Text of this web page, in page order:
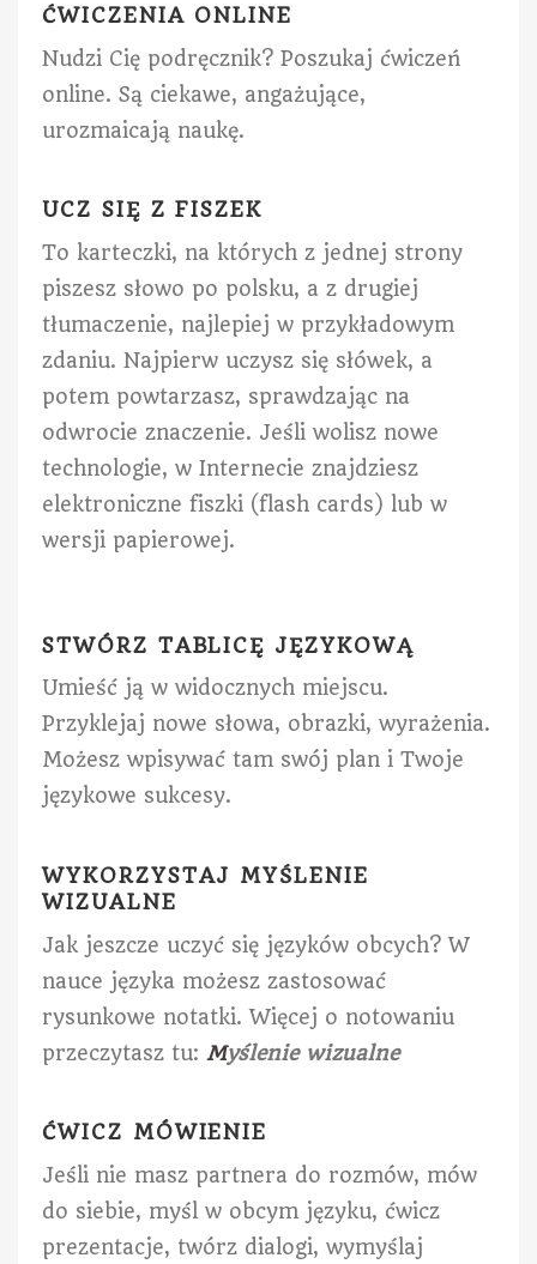
ĆWICZENIA ONLINE
Nudzi Cię podręcznik? Poszukaj ćwiczeń
online. Są ciekawe, angażujące,
urozmaicają naukę.
UCZ SIĘ Z FISZEK
To karteczki, na których z jednej strony
piszesz słowo po polsku, a z drugiej
tłumaczenie, najlepiej w przykładowym
zdaniu. Najpierw uczysz się słówek, a
potem powtarzasz, sprawdzając na
odwrocie znaczenie. Jeśli wolisz nowe
technologie, w Internecie znajdziesz
elektroniczne fiszki (flash cards) lub w
wersji papierowej.
STWÓRZ TABLICĘ JĘZYKOWĄ
Umieść ją w widocznych miejscu.
Przyklejaj nowe słowa, obrazki, wyrażenia.
Możesz wpisywać tam swój plan i Twoje
językowe sukcesy.
WYKORZYSTAJ MYŚLENIE
WIZUALNE
Jak jeszcze uczyć się języków obcych? W
nauce języka możesz zastosować
rysunkowe notatki. Więcej o notowaniu
przeczytasz tu: Myślenie wizualne
ĆWICZ MÓWIENIE
Jeśli nie masz partnera do rozmów, mów
do siebie, myśl w obcym języku, ćwicz
prezentacje, twórz dialogi, wymyślaj